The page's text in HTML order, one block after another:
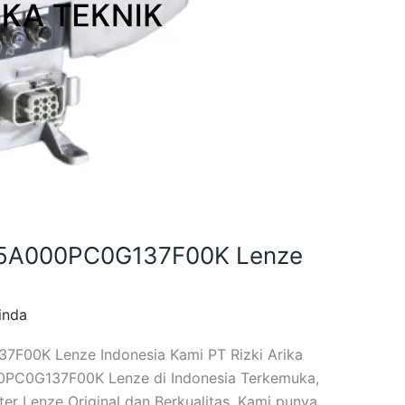
Lenze
Lenze Indonesia Kami PT Rizki Arika
Lenze di Indonesia Terkemuka,
Lenze Original dan Berkualitas. Kami punya